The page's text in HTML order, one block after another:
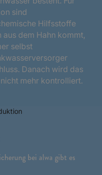
sind
Hilfsstoffe
dem Hahn kommt,
selbst
Danach wird das
mehr kontrolliert.
bei alwa gibt es